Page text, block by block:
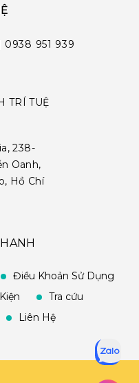
0938 951 939
TRÍ TUỆ
238-
Oanh,
Hồ Chí
Điều Khoản Sử Dụng
Tra cứu
Liên Hệ